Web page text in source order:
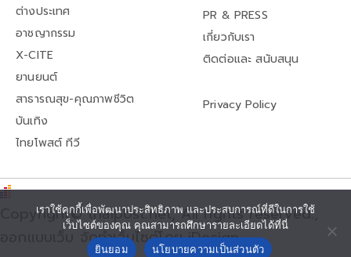
ต่างประเทศ
อาชญากรรม
X-CITE
ยานยนต์
สาธารณสุข-คุณภาพชีวิต
บันเทิง
ไทยโพสต์ ทีวี
PR & PRESS
เกี่ยวกับเรา
ติดต่อและ สนับสนุน
Privacy Policy
Copyright© thaipost.net, All rights reserved.,
ออกแบบเว็บ จัดทำเว็บไซต์โดย iDesign
เราใช้คุกกี้เพื่อพัฒนาประสิทธิภาพ และประสบการณ์ที่ดีในการใช้
เว็บไซต์ของคุณ คุณสามารถศึกษารายละเอียดได้ที่นี่
ยินยอม
นโยบายความเป็นส่วนตัว